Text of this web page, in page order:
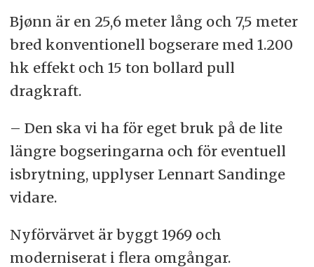
Bjønn är en 25,6 meter lång och 7,5 meter
bred konventionell bogserare med 1.200
hk effekt och 15 ton bollard pull
dragkraft.
– Den ska vi ha för eget bruk på de lite
längre bogseringarna och för eventuell
isbrytning, upplyser Lennart Sandinge
vidare.
Nyförvärvet är byggt 1969 och
moderniserat i flera omgångar.